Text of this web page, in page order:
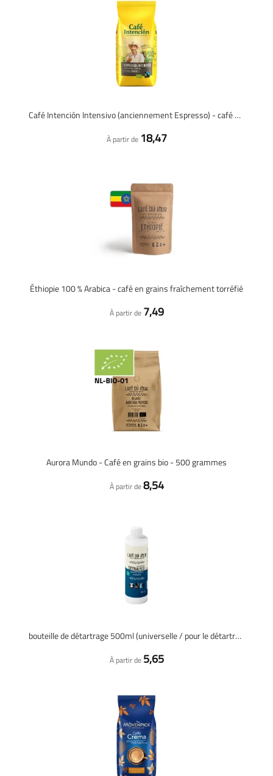
Café Intención Intensivo (anciennement Espresso) - café en grains - 1 kilo
À partir de 18,47
Éthiopie 100 % Arabica - café en grains fraîchement torréfié
À partir de 7,49
Aurora Mundo - Café en grains bio - 500 grammes
À partir de8,54
bouteille de détartrage 500ml (universelle / pour le détartrage 4x)
À partir de 5,65